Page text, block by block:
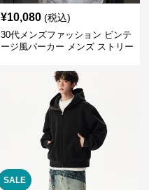
¥10,080 (税込)
30代メンズファッション ビンテ
ージ風パーカー メンズ ストリー
SALE